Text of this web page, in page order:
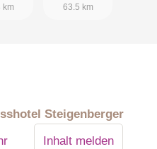
km
63.5 km
Steigenberger
Inhalt melden